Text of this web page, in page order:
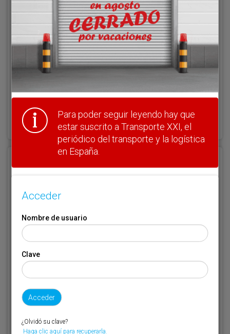
Nombre de usuario
Clave
¿Olvidó su clave?
Haga clic aquí para recuperarla.
Registrarse
Email*
Código de suscriptor(1) (2)
Si no recuerda o no tiene a mano su código de suscriptor llame al
teléfono 944 400 000 y se lo recordaremos.
Si no es suscriptor de Transporte XXI deje este campo en blanco.
Para poder seguir leyendo hay que
estar suscrito a Transporte XXI, el
periódico del transporte y la logística
en España.
Acceder
Nombre de usuario
Clave
¿Olvidó su clave?
Haga clic aquí para recuperarla.